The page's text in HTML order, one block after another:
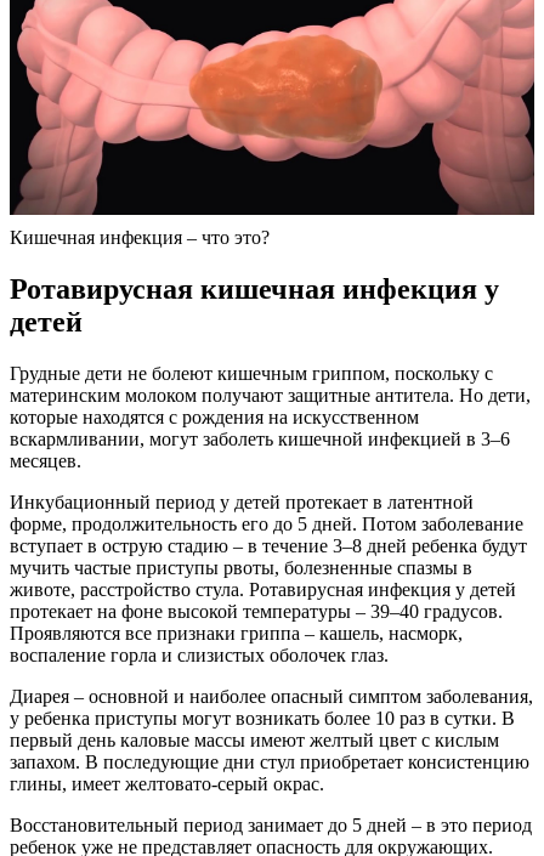
Кишечная инфекция – что это?
Ротавирусная кишечная инфекция у
детей
Грудные дети не болеют кишечным гриппом, поскольку с
материнским молоком получают защитные антитела. Но дети,
которые находятся с рождения на искусственном
вскармливании, могут заболеть кишечной инфекцией в 3–6
месяцев.
Инкубационный период у детей протекает в латентной
форме, продолжительность его до 5 дней. Потом заболевание
вступает в острую стадию – в течение 3–8 дней ребенка будут
мучить частые приступы рвоты, болезненные спазмы в
животе, расстройство стула. Ротавирусная инфекция у детей
протекает на фоне высокой температуры – 39–40 градусов.
Проявляются все признаки гриппа – кашель, насморк,
воспаление горла и слизистых оболочек глаз.
Диарея – основной и наиболее опасный симптом заболевания,
у ребенка приступы могут возникать более 10 раз в сутки. В
первый день каловые массы имеют желтый цвет с кислым
запахом. В последующие дни стул приобретает консистенцию
глины, имеет желтовато-серый окрас.
Восстановительный период занимает до 5 дней – в это период
ребенок уже не представляет опасность для окружающих.